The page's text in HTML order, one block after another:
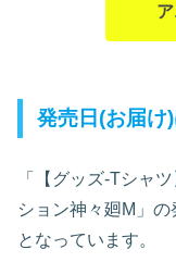
発売日(お届け
「【グッズ-Tシャ
ション神々廻M」の
となっています。